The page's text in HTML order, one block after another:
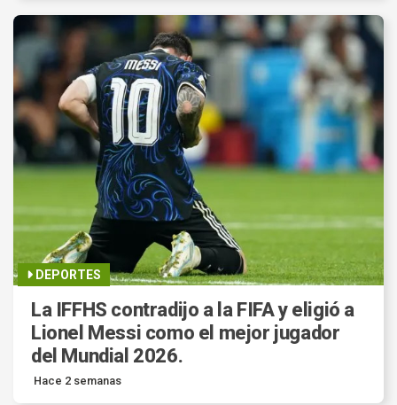
DEPORTES
La IFFHS contradijo a la FIFA y eligió a
Lionel Messi como el mejor jugador
del Mundial 2026.
Hace 2 semanas